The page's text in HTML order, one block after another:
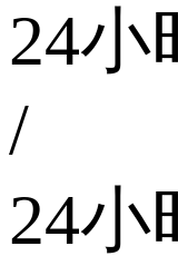
24小
/
24小